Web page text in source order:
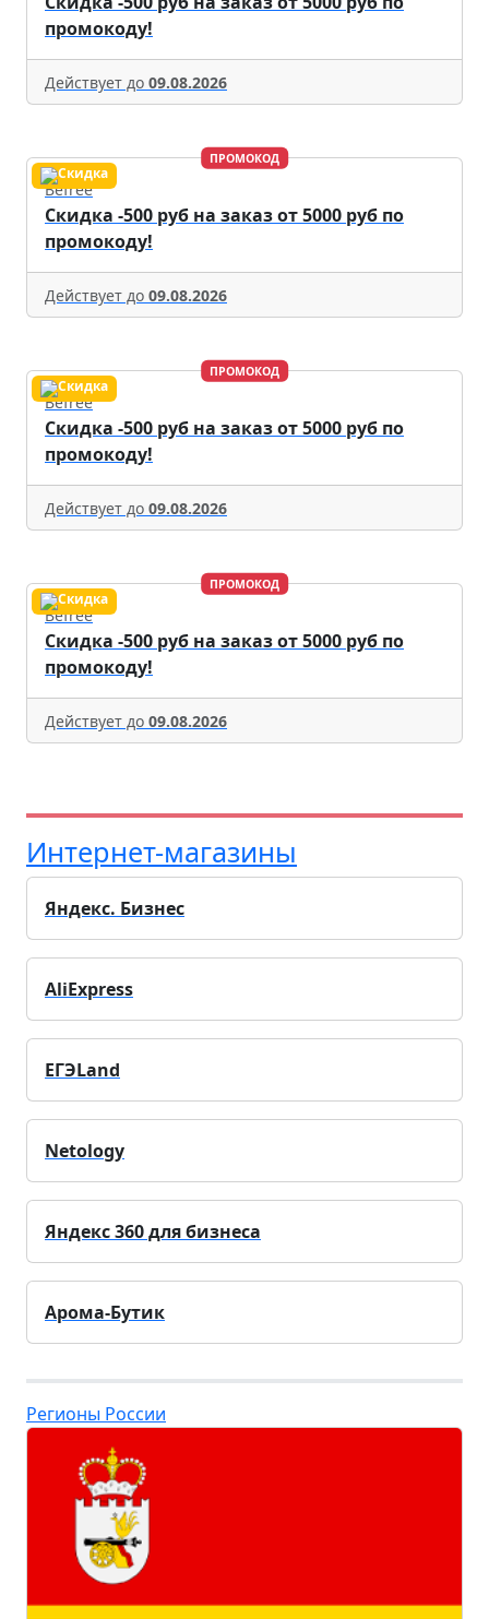
промокоду!
Действует до 09.08.2026
ПРОМОКОД
Befree
Скидка -500 руб на заказ от 5000 руб по
промокоду!
Действует до 09.08.2026
ПРОМОКОД
Befree
Скидка -500 руб на заказ от 5000 руб по
промокоду!
Действует до 09.08.2026
ПРОМОКОД
Befree
Скидка -500 руб на заказ от 5000 руб по
промокоду!
Действует до 09.08.2026
Интернет-магазины
Яндекс. Бизнес
AliExpress
ЕГЭLand
Netology
Яндекс 360 для бизнеса
Арома-Бутик
Регионы России